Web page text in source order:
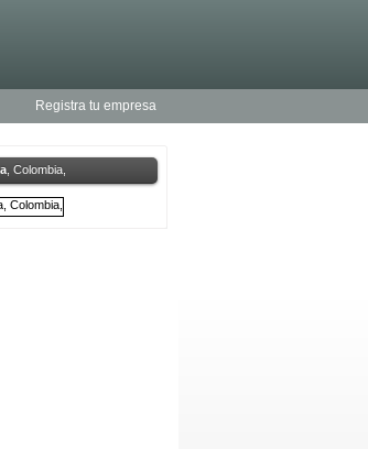
Registra tu empresa
, Colombia,